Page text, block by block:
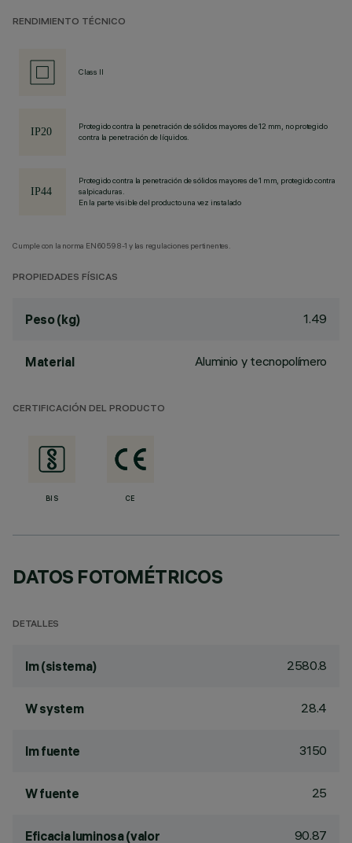
RENDIMIENTO TÉCNICO
Class II
Protegido contra la penetración de sólidos mayores de 12 mm, no protegido
contra la penetración de líquidos.
Protegido contra la penetración de sólidos mayores de 1 mm, protegido contra
salpicaduras.
En la parte visible del producto una vez instalado
Cumple con la norma EN60598-1 y las regulaciones pertinentes.
PROPIEDADES FÍSICAS
Peso (kg) 1.49
Material Aluminio y tecnopolímero
CERTIFICACIÓN DEL PRODUCTO
BIS CE
DATOS FOTOMÉTRICOS
DETALLES
lm (sistema) 2580.8
W system 28.4
lm fuente 3150
W fuente 25
Eficacia luminosa (valor 90.87